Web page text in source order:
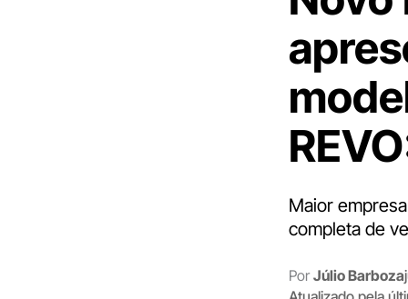
Maior
completa de
Por Júlio Barboza